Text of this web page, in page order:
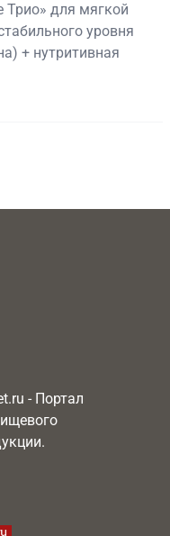
Трио» для мягкой
уровня
+ нутритивная
- Портал